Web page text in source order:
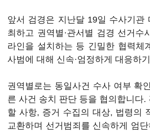
앞서 검경은 지난달 19일 수사기관
최하고 권역별·관서별 검경 선거수
라인을 설치하는 등 긴밀한 협력체
사범에 대해 신속·엄정하게 대응하
권역별로는 동일사건 수사 여부 확
른 사건 송치 판단 등을 협의합니다.
할 사항, 증거 수집의 대상, 법령의
교환하며 선거범죄를 신속하게 엄